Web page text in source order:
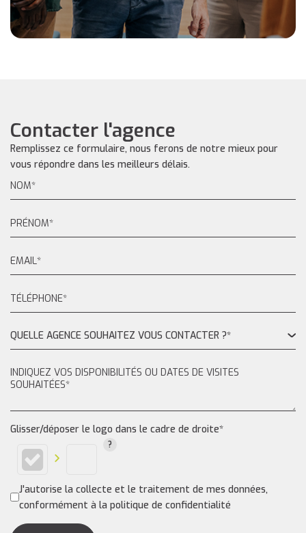
Contacter l'agence
Remplissez ce formulaire, nous ferons de notre mieux pour
vous répondre dans les meilleurs délais.
QUELLE AGENCE SOUHAITEZ VOUS CONTACTER ?*
Glisser/déposer le logo dans le cadre de droite*
J'autorise la collecte et le traitement de mes données,
conformément à la politique de confidentialité